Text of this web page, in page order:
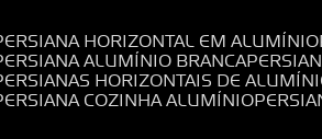
PERSIANA HORIZONTAL EM ALUMÍNIO
PERSIANA ALUMÍNIO BRANCA
PERSIANAS HORIZONTAIS DE
PERSIANA COZINHA ALUMÍNIO